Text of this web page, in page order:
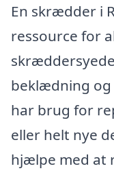
En skrædder i
ressource for
beklædning og
har brug for
eller helt nye
hjælpe med at